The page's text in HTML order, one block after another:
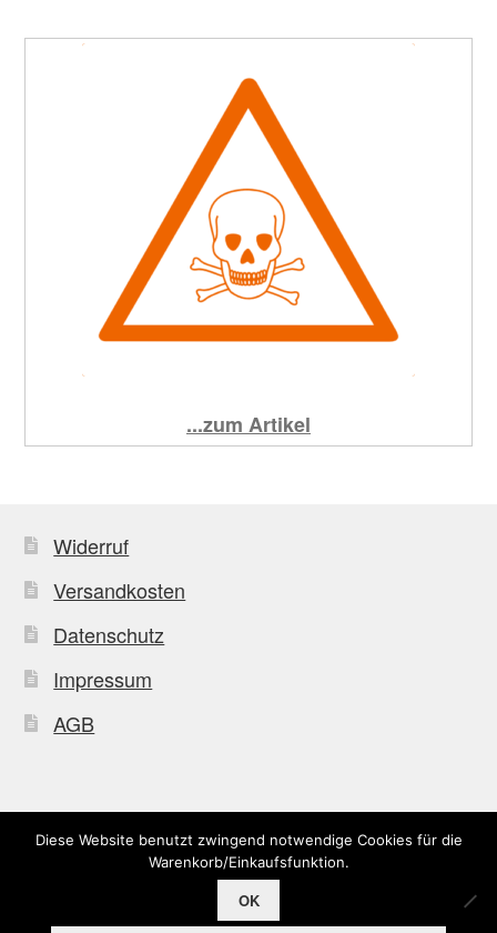
...zum Artikel
Widerruf
Versandkosten
Datenschutz
Impressum
AGB
© Uffkleba 2026
Diese Website benutzt zwingend notwendige Cookies für die
Warenkorb/Einkaufsfunktion.
OK